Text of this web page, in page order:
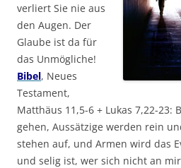
verliert Sie nie aus
den Augen. Der
Glaube ist da für
das Unmögliche!
Bibel, Neues
Testament,
Matthäus 11,5-6 + Lukas 7,22-23:
gehen, Aussätzige werden rein
stehen auf, und Armen wird das
und selig ist, wer sich nicht an